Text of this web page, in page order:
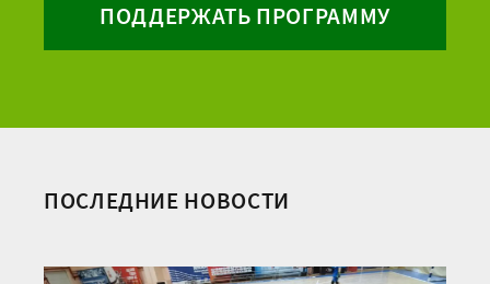
ПОДДЕРЖАТЬ ПРОГРАММУ
ПОСЛЕДНИЕ НОВОСТИ